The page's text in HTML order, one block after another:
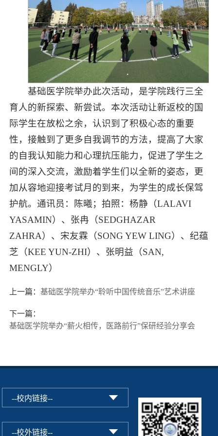
基础医学院举办此次活动，是学院践行三全
育人的新探索、新尝试。本次活动让新返校的国
际学生在放松之余，认识到了积极心态的重要
性，接触到了更多自我调节的方法，提高了大家
的自我认知能力和心理抗压能力，促进了学生之
间的深入交流，激励着学生们以全新的姿态，更
加从容地迎接考试月的到来，为学生的成长保驾
护航。通讯员：陈曦；拍照：杨静（LALAVI
YASAMIN）、张冉（SEDGHAZAR
ZAHRA）、宋友霖（SONG YEW LING）、纪蕴
芝（KEE YUN-ZHI）、张明益（SAN,
MENGLY）
上一篇：基础医学院举办“聆听中国传统音乐”艺术讲座
下一篇：
基础医学院举办“薪火相传，医路前行”保研经验分享会